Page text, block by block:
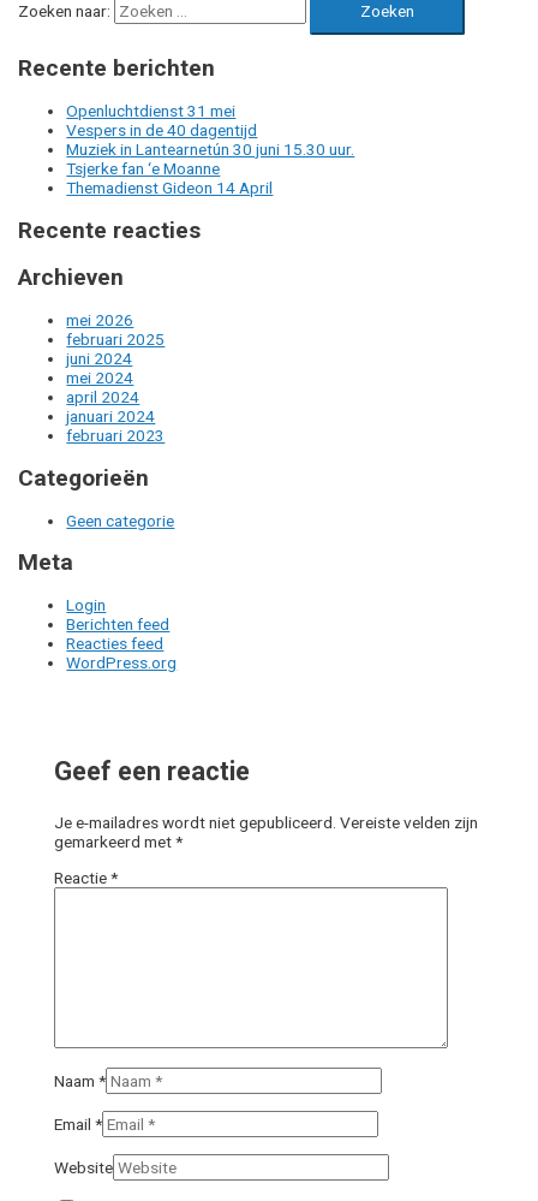
Zoeken naar:
Recente berichten
Openluchtdienst 31 mei
Vespers in de 40 dagentijd
Muziek in Lantearnetún 30 juni 15.30 uur.
Tsjerke fan ‘e Moanne
Themadienst Gideon 14 April
Recente reacties
Archieven
mei 2026
februari 2025
juni 2024
mei 2024
april 2024
januari 2024
februari 2023
Categorieën
Geen categorie
Meta
Login
Berichten feed
Reacties feed
WordPress.org
Geef een reactie
Je e-mailadres wordt niet gepubliceerd. Vereiste velden zijn
gemarkeerd met*
Reactie*
Naam *
Email *
Website